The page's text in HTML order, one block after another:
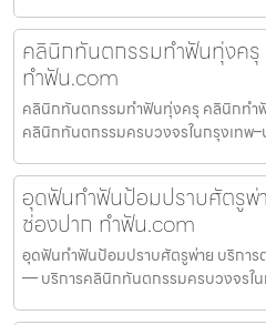
คลินิกทันตกรรมทำฟันทุ่งค
ทำฟัน.com
คลินิกทันตกรรมทำฟันทุ่งครุ คลินิกทำ
คลินิกทันตกรรมครบวงจรในกรุงเทพ
อุดฟันทำฟันป้อมปราบศัตรูพ่
ช่องปาก ทำฟัน.com
อุดฟันทำฟันป้อมปราบศัตรูพ่าย บริกา
— บริการคลินิกทันตกรรมครบวงจรใ